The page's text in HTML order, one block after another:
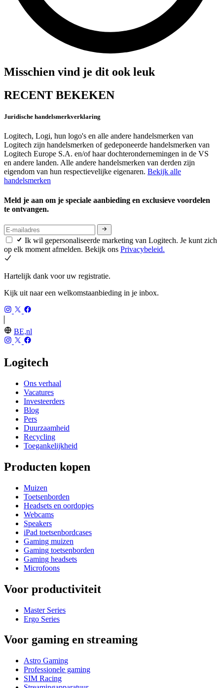
Misschien vind je dit ook leuk
RECENT BEKEKEN
Juridische handelsmerkverklaring
Logitech, Logi, hun logo's en alle andere handelsmerken van
Logitech zijn handelsmerken of gedeponeerde handelsmerken van
Logitech Europe S.A. en/of haar dochterondernemingen in de VS
en andere landen. Alle andere handelsmerken van derden zijn
eigendom van hun respectievelijke eigenaren. Bekijk alle
handelsmerken
Meld je aan om je speciale aanbieding en exclusieve voordelen
te ontvangen.
Ik wil gepersonaliseerde marketing van Logitech. Je kunt zich
op elk moment afmelden. Bekijk ons Privacybeleid.
Hartelijk dank voor uw registratie.
Kijk uit naar een welkomstaanbieding in je inbox.
BE,nl
Logitech
Ons verhaal
Vacatures
Investeerders
Blog
Pers
Duurzaamheid
Recycling
Toegankelijkheid
Producten kopen
Muizen
Toetsenborden
Headsets en oordopjes
Webcams
Speakers
iPad toetsenbordcases
Gaming muizen
Gaming toetsenborden
Gaming headsets
Microfoons
Voor productiviteit
Master Series
Ergo Series
Voor gaming en streaming
Astro Gaming
Professionele gaming
SIM Racing